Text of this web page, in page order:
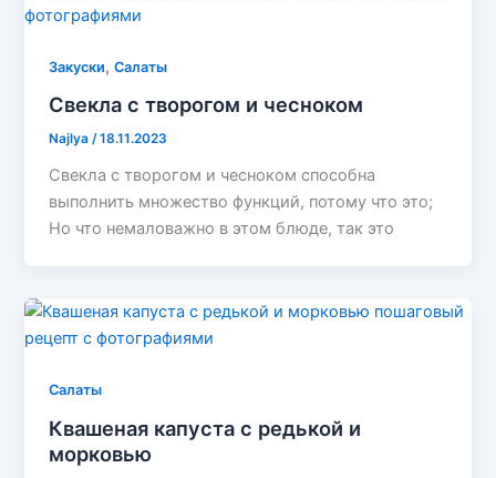
Закуски,Салаты
Свекла с творогом и чесноком
Najlya/18.11.2023
Свекла с творогом и чесноком способна
выполнить множество функций, потому что это;
Но что немаловажно в этом блюде, так это
Салаты
Квашеная капуста с редькой и
морковью